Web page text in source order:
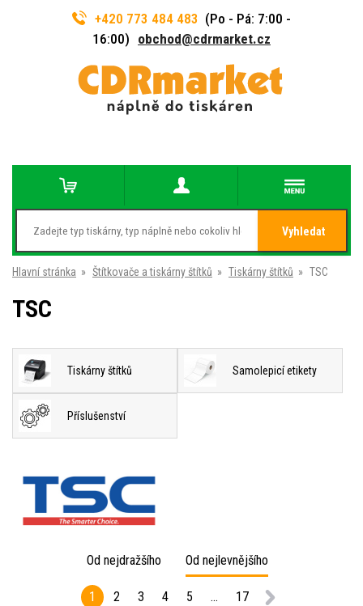
+420 773 484 483 (Po - Pá: 7:00 -
16:00) obchod@cdrmarket.cz
Vyhledat
Hlavní stránka » Štítkovače a tiskárny štítků » Tiskárny štítků » TSC
TSC
Tiskárny štítků Samolepicí etikety
Příslušenství
Od nejdražšího Od nejlevnějšího
1 2 3 4 5 ... 17